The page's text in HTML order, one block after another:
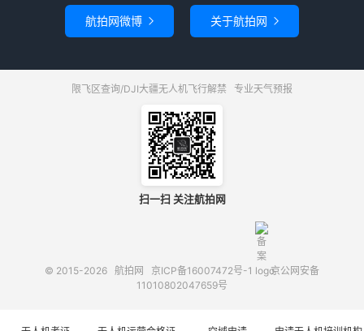
航拍网微博  关于航拍网 
限飞区查询/DJI大疆无人机飞行解禁 专业天气预报
扫一扫 关注航拍网
© 2015-2026 航拍网 京ICP备16007472号-1
京公网安备
11010802047659号